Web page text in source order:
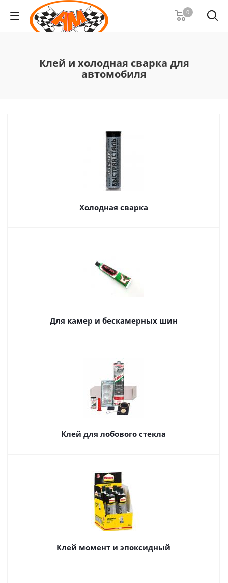
0
Клей и холодная сварка для
автомобиля
Холодная сварка
Для камер и бескамерных шин
Клей для лобового стекла
Клей момент и эпоксидный